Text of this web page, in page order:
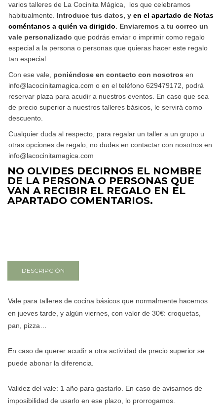
varios talleres de La Cocinita Mágica, los que celebramos
habitualmente. Introduce tus datos, y en el apartado de Notas
coméntanos a quién va dirigido. Enviaremos a tu correo un
vale personalizado que podrás enviar o imprimir como regalo
especial a la persona o personas que quieras hacer este regalo
tan especial.
Con ese vale, poniéndose en contacto con nosotros en
info@lacocinitamagica.com o en el teléfono 629479172, podrá
reservar plaza para acudir a nuestros eventos. En caso que sea
de precio superior a nuestros talleres básicos, le servirá como
descuento.
Cualquier duda al respecto, para regalar un taller a un grupo u
otras opciones de regalo, no dudes en contactar con nosotros en
info@lacocinitamagica.com
NO OLVIDES DECIRNOS EL NOMBRE
DE LA PERSONA O PERSONAS QUE
VAN A RECIBIR EL REGALO EN EL
APARTADO COMENTARIOS.
DESCRIPCIÓN
Vale para talleres de cocina básicos que normalmente hacemos
en jueves tarde, y algún viernes, con valor de 30€: croquetas,
pan, pizza…
En caso de querer acudir a otra actividad de precio superior se
puede abonar la diferencia.
Validez del vale: 1 año para gastarlo. En caso de avisarnos de
imposibilidad de usarlo en ese plazo, lo prorrogamos.